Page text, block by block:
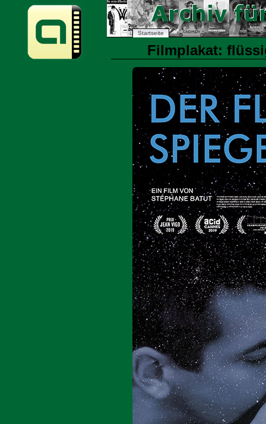
Startseite
Filmplakat: